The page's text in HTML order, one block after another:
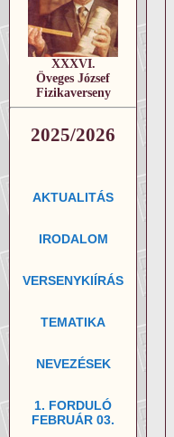
XXXVI.
Öveges József
Fizikaverseny
2025/2026
AKTUALITÁS
IRODALOM
VERSENYKIÍRÁS
TEMATIKA
NEVEZÉSEK
1. FORDULÓ
FEBRUÁR 03.